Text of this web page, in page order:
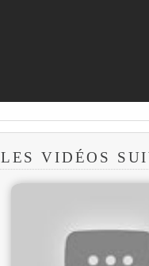
LES VIDÉOS